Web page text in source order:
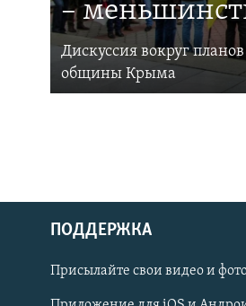
Українською
Qırımtatar
–
Дискуссия вокруг
общины Крыма
ПОДДЕРЖКА
Присылайте свои видео и